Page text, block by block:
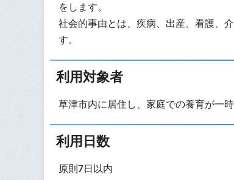
をします。
社会的事由とは、疾病、出産、看護、
す。
利用対象者
草津市内に居住し、家庭での養育が一
利用日数
原則7日以内